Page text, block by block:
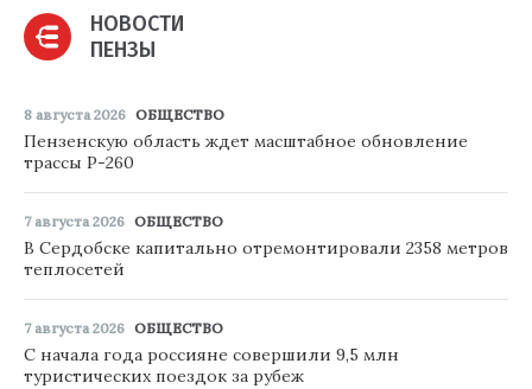
НОВОСТИ
ПЕНЗЫ
8 августа 2026 ОБЩЕСТВО
Пензенскую область ждет масштабное обновление
трассы Р-260
7 августа 2026 ОБЩЕСТВО
В Сердобске капитально отремонтировали 2358 метров
теплосетей
7 августа 2026 ОБЩЕСТВО
С начала года россияне совершили 9,5 млн
туристических поездок за рубеж